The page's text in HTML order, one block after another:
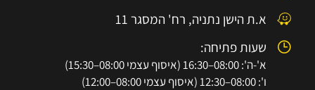
א.ת הישן נתניה, רח' המסגר 11
שעות פתיחה:
א'-ה': 08:00–16:30 (איסוף עצמי 08:00–15:30)
ו': 08:00–12:30 (איסוף עצמי 08:00–12:00)